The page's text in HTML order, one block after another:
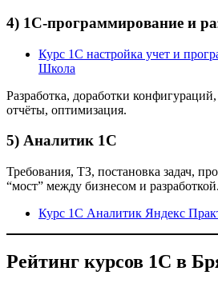
4) 1С-программирование и
Курс 1С настройка учет и
Школа
Разработка, доработки
отчёты, оптимизация.
5) Аналитик 1С
Требования, ТЗ, постановка задач,
“мост” между бизнесом и разработкой.
Курс 1С Аналитик Яндекс
Рейтинг курсов 1С в